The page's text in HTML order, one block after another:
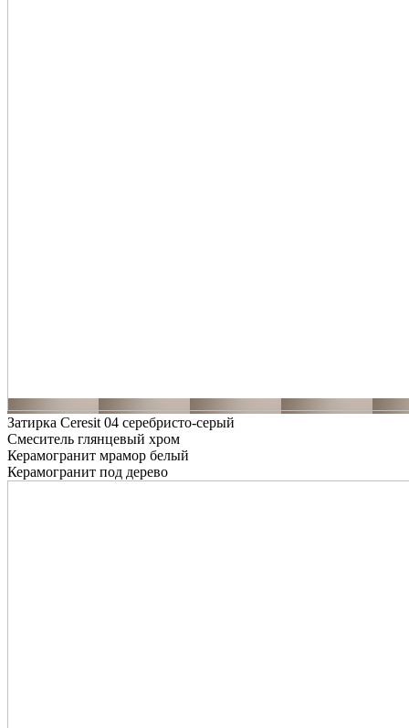
Затирка Ceresit 04 серебристо-серый
Смеситель глянцевый хром
Керамогранит мрамор белый
Керамогранит под дерево